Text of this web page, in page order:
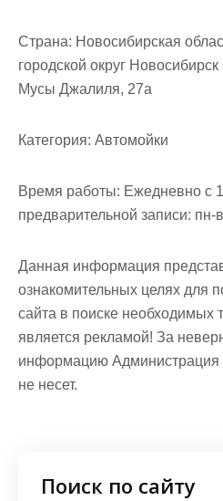
Страна: Новосибирская
городской округ
Мусы Джалиля, 27а
Категория: Автомойки
Время работы: Ежедневно с
предварительной записи: пн-
Данная информация
ознакомительных целях для
сайта в поиске необходимых
является рекламой! За
информацию Администрация
не несет.
Поиск по сайту